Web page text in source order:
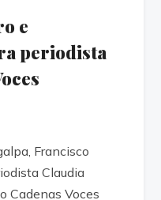
e
periodista
Francisco
Claudia
Cadenas Voces